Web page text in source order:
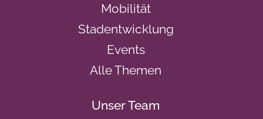
Mobilität
Stadentwicklung
Events
Alle Themen
Unser Team